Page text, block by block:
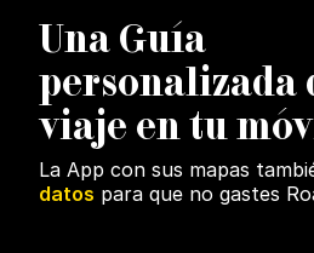
Una Guía
personalizada
viaje en tu
La App con sus mapas
datos para que no gastes